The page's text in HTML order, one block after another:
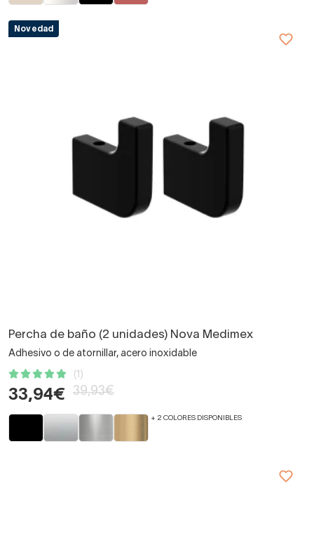
Novedad
Percha de baño (2 unidades) Nova Medimex
Adhesivo o de atornillar, acero inoxidable
(1)
33,94€ 39,93€
+ 2 COLORES DISPONIBLES